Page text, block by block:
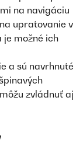
na navigáciu
upratovanie v
je možné ich
a sú navrhnuté
zvládnuť aj